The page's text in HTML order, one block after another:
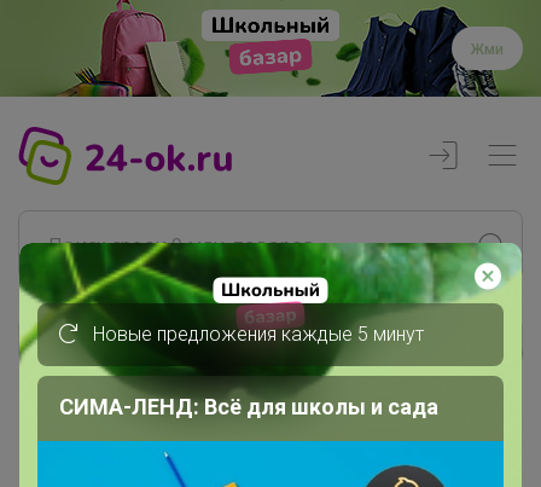
Жми
Новые предложения каждые 5 минут
СИМА-ЛЕНД: Всё для школы и сада